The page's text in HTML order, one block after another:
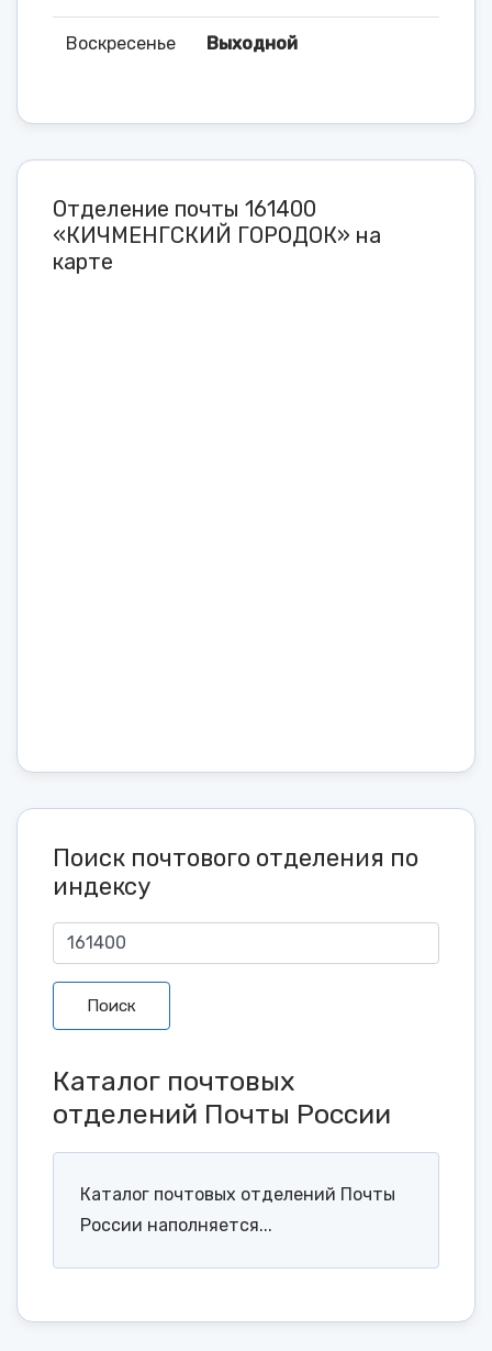
Воскресенье Выходной
Отделение почты 161400
«КИЧМЕНГСКИЙ ГОРОДОК» на
карте
Поиск почтового отделения по
индексу
Поиск
Каталог почтовых
отделений Почты России
Каталог почтовых отделений Почты
России наполняется...